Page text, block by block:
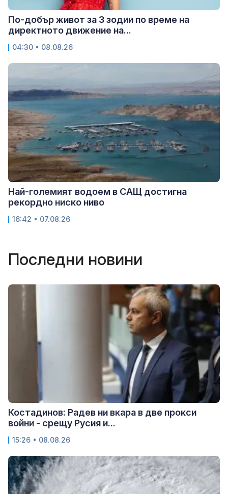
По-добър живот за 3 зодии по време на
директното движение на...
04:30 • 08.08.26
Най-големият водоем в САЩ достигна
рекордно ниско ниво
16:42 • 07.08.26
Последни новини
Костадинов: Радев ни вкара в две прокси
войни - срещу Русия и...
15:26 • 08.08.26